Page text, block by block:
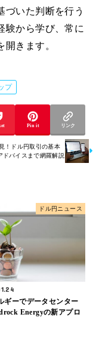
づいた判断を行う
験から学び、常に
きます。
プ
Pin it リンク
！ドル円取引の基本
ドバイスまで網羅解説
ドル円ニュース
ギーでデータセンター
Energyの新アプロ